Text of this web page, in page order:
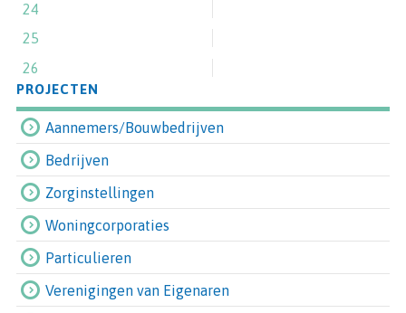
24
25
26
PROJECTEN
Aannemers/Bouwbedrijven
Bedrijven
Zorginstellingen
Woningcorporaties
Particulieren
Verenigingen van Eigenaren